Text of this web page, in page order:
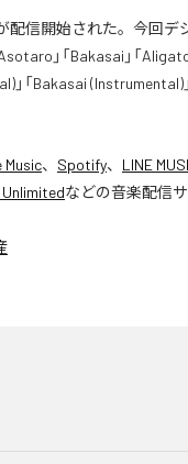
配信開始された。今回デ
」「Bakasai」「
」「Bakasai
Music、 Spotify、 LINE
Unlimitedなどの音楽配信